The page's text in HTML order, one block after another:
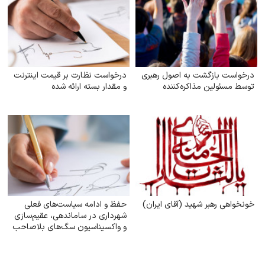
درخواست بازگشت به اصول رهبری
توسط مسئولین مذاکره‌کننده
درخواست نظارت بر قیمت اینترنت
و مقدار بسته ارائه شده
خونخواهی رهبر شهید (آقای ایران)
حفظ و ادامه سیاست‌های فعلی
شهرداری در ساماندهی، عقیم‌سازی
و واکسیناسیون سگ‌های بلاصاحب